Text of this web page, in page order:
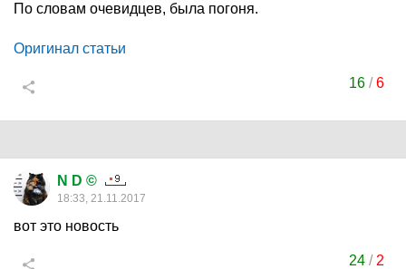
По словам очевидцев, была погоня.
Оригинал статьи
16 /6
N D ©
18:33, 21.11.2017
вот это новость
24 / 2